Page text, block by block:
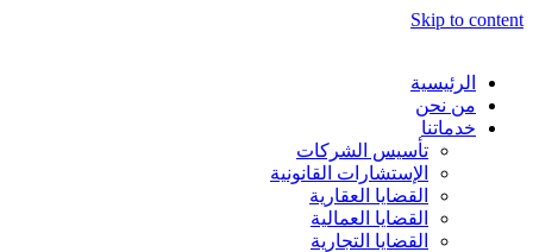
Skip to content
الرئيسية
من نحن
خدماتنا
تأسيس الشركات
الإستشارات القانونية
القضايا العقارية
القضايا العمالية
القضايا التجارية